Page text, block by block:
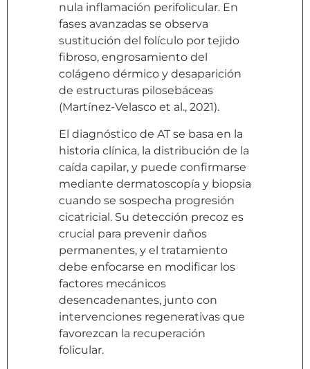
nula inflamación perifolicular. En
fases avanzadas se observa
sustitución del folículo por tejido
fibroso, engrosamiento del
colágeno dérmico y desaparición
de estructuras pilosebáceas
(Martínez-Velasco et al., 2021).
El diagnóstico de AT se basa en la
historia clínica, la distribución de la
caída capilar, y puede confirmarse
mediante dermatoscopía y biopsia
cuando se sospecha progresión
cicatricial. Su detección precoz es
crucial para prevenir daños
permanentes, y el tratamiento
debe enfocarse en modificar los
factores mecánicos
desencadenantes, junto con
intervenciones regenerativas que
favorezcan la recuperación
folicular.